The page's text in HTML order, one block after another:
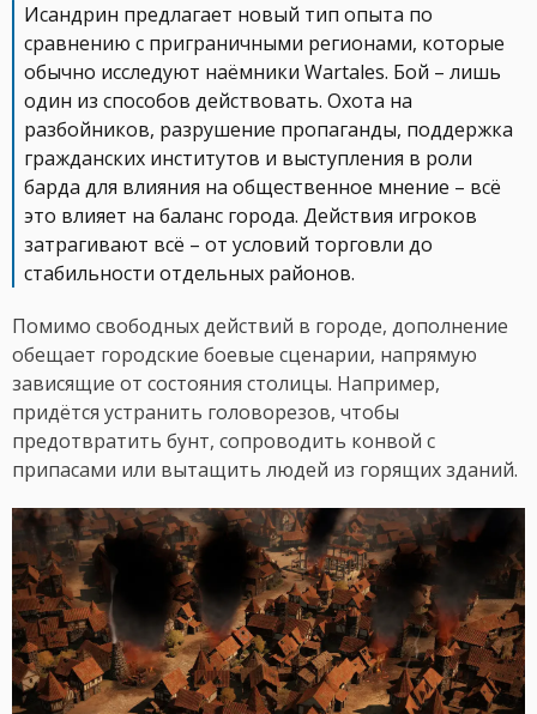
Исандрин предлагает новый тип опыта по
сравнению с приграничными регионами, которые
обычно исследуют наёмники Wartales. Бой – лишь
один из способов действовать. Охота на
разбойников, разрушение пропаганды, поддержка
гражданских институтов и выступления в роли
барда для влияния на общественное мнение – всё
это влияет на баланс города. Действия игроков
затрагивают всё – от условий торговли до
стабильности отдельных районов.
Помимо свободных действий в городе, дополнение
обещает городские боевые сценарии, напрямую
зависящие от состояния столицы. Например,
придётся устранить головорезов, чтобы
предотвратить бунт, сопроводить конвой с
припасами или вытащить людей из горящих зданий.